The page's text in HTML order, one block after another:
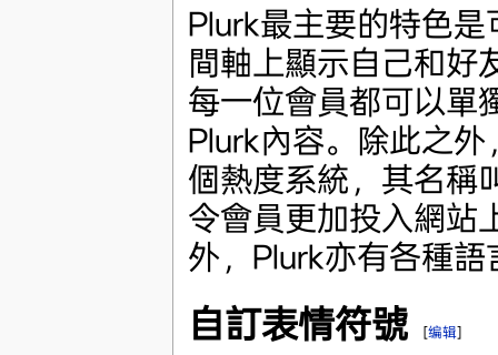
Plurk最主要的特色是
間軸上顯示自己和好
每一位會員都可以單
Plurk內容。除此之外
個熱度系統，其名稱
令會員更加投入網站
外，Plurk亦有各種
自訂表情符號 [编辑]